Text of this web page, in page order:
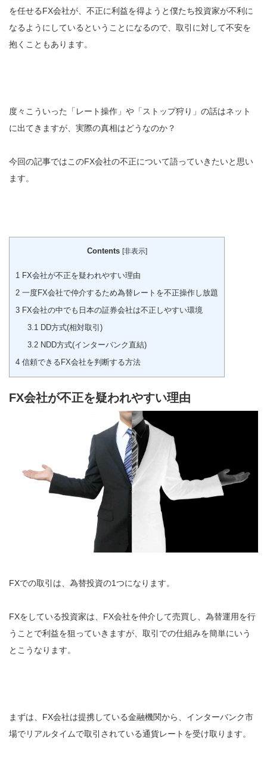
を任せるFX会社が、不正に利益を得ようと僕たち投資家が不利に
なるようにしているということになるので、取引に対して不安を
抱くこともあります。
度々こういった「レート操作」や「ストップ狩り」の話はネット
に出てきますが、実際の真相はどうなのか？
今回の記事ではこのFX会社の不正について語っていきたいと思い
ます。
Contents [非表示]
1 FX会社が不正を疑われやすい理由
2 一度FX会社で仲介するため為替レートを不正操作し放題
3 FX会社の中でも日本の証券会社は不正しやすい環境
3.1DD方式(相対取引)
3.2NDD方式(インターバンク直結)
4 信頼できるFX会社を判断する方法
FX会社が不正を疑われやすい理由
FXでの取引は、為替投資の1つになります。
FXをしている投資家は、FX会社を仲介して売買し、為替運用を行
うことで利益を狙っていきますが、取引での仕組みを簡単にいう
とこうなります。
まずは、FX会社は提携している金融機関から、インターバンク市
場でリアルタイムで取引されている通貨レートを受け取ります。